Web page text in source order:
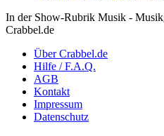
In der Show-Rubrik Musik -
Crabbel.de
Über Crabbel.de
Hilfe / F.A.Q.
AGB
Kontakt
Impressum
Datenschutz